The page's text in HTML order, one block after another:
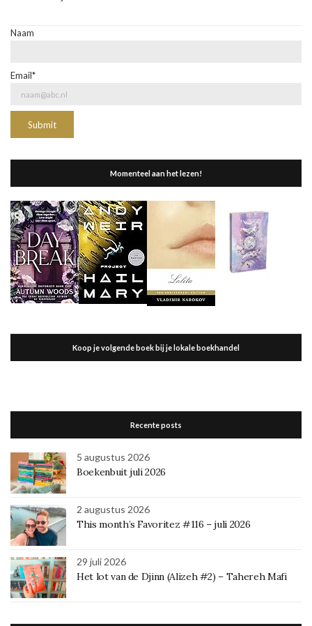
Naam
Email*
Momenteel aan het lezen!
Koop je volgende boek bij je lokale boekhandel
Recente posts
5 augustus 2026
Boekenbuit juli 2026
2 augustus 2026
This month’s Favoritez #116 – juli 2026
29 juli 2026
Het lot van de Djinn (Alizeh #2) – Tahereh Mafi